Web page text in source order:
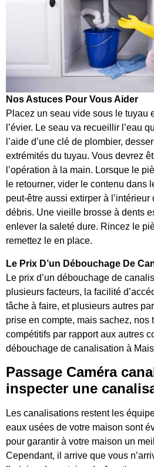
Nos Astuces Pour Vous Aider
Placez un seau vide sous le tuyau
l’évier. Le seau va recueillir l’eau
l’aide d’une clé de plombier,
extrémités du tuyau. Vous devrez
l’opération à la main. Lorsque le
le retourner, vider le contenu dans
peut-être aussi extirper à
débris. Une vieille brosse à dents
enlever la saleté dure. Rincez le
remettez le en place.
Le Prix D’un Débouchage De
Le prix d’un débouchage de
plusieurs facteurs, la facilité
tâche à faire, et plusieurs autres
prise en compte, mais sachez, nos
compétitifs par rapport aux autres
débouchage de canalisation à
Passage Caméra
inspecter une
Les canalisations restent les
eaux usées de votre maison sont
pour garantir à votre maison un
Cependant, il arrive que vous